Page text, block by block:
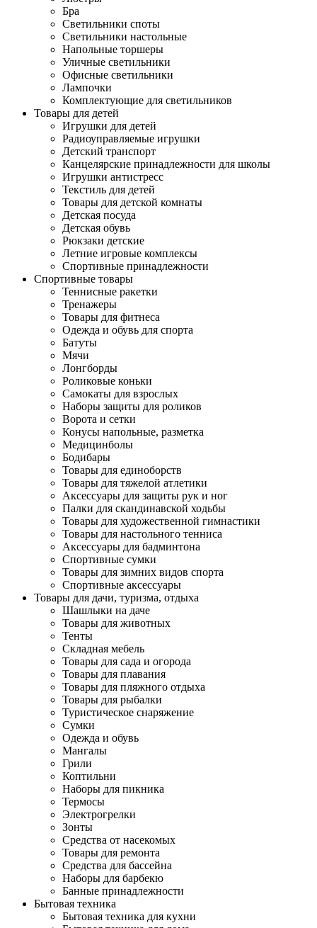
Бра
Светильники споты
Светильники настольные
Напольные торшеры
Уличные светильники
Офисные светильники
Лампочки
Комплектующие для светильников
Товары для детей
Игрушки для детей
Радиоуправляемые игрушки
Детский транспорт
Канцелярские принадлежности для школы
Игрушки антистресс
Текстиль для детей
Товары для детской комнаты
Детская посуда
Детская обувь
Рюкзаки детские
Летние игровые комплексы
Спортивные принадлежности
Спортивные товары
Теннисные ракетки
Тренажеры
Товары для фитнеса
Одежда и обувь для спорта
Батуты
Мячи
Лонгборды
Роликовые коньки
Самокаты для взрослых
Наборы защиты для роликов
Ворота и сетки
Конусы напольные, разметка
Медицинболы
Бодибары
Товары для единоборств
Товары для тяжелой атлетики
Аксессуары для защиты рук и ног
Палки для скандинавской ходьбы
Товары для художественной гимнастики
Товары для настольного тенниса
Аксессуары для бадминтона
Спортивные сумки
Товары для зимних видов спорта
Спортивные аксессуары
Товары для дачи, туризма, отдыха
Шашлыки на даче
Товары для животных
Тенты
Складная мебель
Товары для сада и огорода
Товары для плавания
Товары для пляжного отдыха
Товары для рыбалки
Туристическое снаряжение
Сумки
Одежда и обувь
Мангалы
Грили
Коптильни
Наборы для пикника
Термосы
Электрогрелки
Зонты
Средства от насекомых
Товары для ремонта
Средства для бассейна
Наборы для барбекю
Банные принадлежности
Бытовая техника
Бытовая техника для кухни